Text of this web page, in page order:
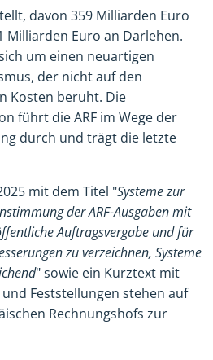
davon 359 Milliarden Euro
Milliarden Euro an Darlehen.
um einen neuartigen
der nicht auf den
Kosten beruht. Die
führt die ARF im Wege der
durch und trägt die letzte
mit dem Titel "Systeme zur
der ARF-Ausgaben mit
Auftragsvergabe und für
zu verzeichnen, Systeme
" sowie ein Kurztext mit
Feststellungen stehen auf
Rechnungshofs zur